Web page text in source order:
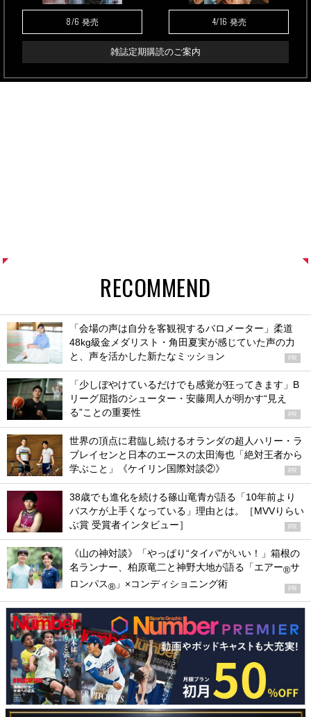
8/6 発売 4/16 発売
雑誌定期購読のご案内
RECOMMEND
「会場の声は自分を客観視するバロメーター」柔道
48kg級金メダリスト・角田夏実が感じていた声の力
と、声を活かした新たなミッション
PR
「少しぼやけているだけでも感覚が狂ってきます」B
リーグ屈指のシューター・安藤周人が明かす“見え
る”ことの重要性
PR
世界の頂点に君臨し続けるオランダの超人ハリー・ラ
ブレイセンと日本のエースの太田海也「絶対王者から
学ぶこと」《ケイリン国際対談②》
PR
38歳でも進化を続ける篠山竜青が語る「10年前より
バスケが上手くなっている」理由とは。［MVVりらい
ぶ賞 受賞者インタビュー］
PR
《山の神対談》「やっぱり“タイパ”がいい！」箱根の
名ランナー、柏原竜二と神野大地が語る「エアー®サ
ロンパス® 」×コンディショニング術 PR